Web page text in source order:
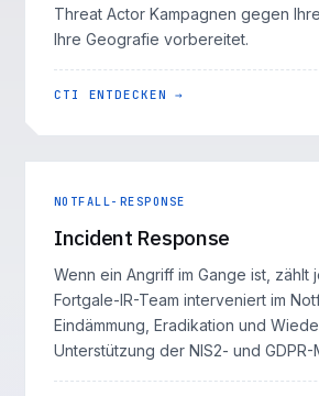
Threat Actor Kampagnen gegen
Ihre Geografie vorbereitet.
CTI ENTDECKEN →
NOTFALL-RESPONSE
Incident Response
Wenn ein Angriff im Gange ist, zählt
Fortgale-IR-Team interveniert im
Eindämmung, Eradikation und
Unterstützung der NIS2- und GDPR-